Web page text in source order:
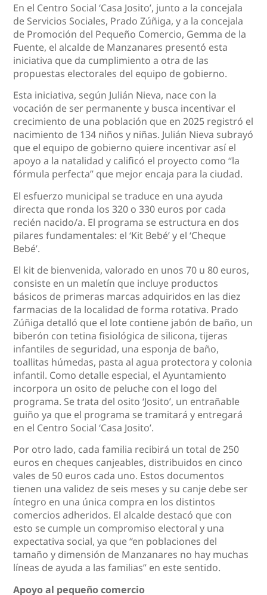
En el Centro Social ‘Casa Josito’, junto a la concejala
de Servicios Sociales, Prado Zúñiga, y a la concejala
de Promoción del Pequeño Comercio, Gemma de la
Fuente, el alcalde de Manzanares presentó esta
iniciativa que da cumplimiento a otra de las
propuestas electorales del equipo de gobierno.
Esta iniciativa, según Julián Nieva, nace con la
vocación de ser permanente y busca incentivar el
crecimiento de una población que en 2025 registró el
nacimiento de 134 niños y niñas. Julián Nieva subrayó
que el equipo de gobierno quiere incentivar así el
apoyo a la natalidad y calificó el proyecto como “la
fórmula perfecta” que mejor encaja para la ciudad.
El esfuerzo municipal se traduce en una ayuda
directa que ronda los 320 o 330 euros por cada
recién nacido/a. El programa se estructura en dos
pilares fundamentales: el ‘Kit Bebé’ y el ‘Cheque
Bebé’.
El kit de bienvenida, valorado en unos 70 u 80 euros,
consiste en un maletín que incluye productos
básicos de primeras marcas adquiridos en las diez
farmacias de la localidad de forma rotativa. Prado
Zúñiga detalló que el lote contiene jabón de baño, un
biberón con tetina fisiológica de silicona, tijeras
infantiles de seguridad, una esponja de baño,
toallitas húmedas, pasta al agua protectora y colonia
infantil. Como detalle especial, el Ayuntamiento
incorpora un osito de peluche con el logo del
programa. Se trata del osito ‘Josito’, un entrañable
guiño ya que el programa se tramitará y entregará
en el Centro Social ‘Casa Josito’.
Por otro lado, cada familia recibirá un total de 250
euros en cheques canjeables, distribuidos en cinco
vales de 50 euros cada uno. Estos documentos
tienen una validez de seis meses y su canje debe ser
íntegro en una única compra en los distintos
comercios adheridos. El alcalde destacó que con
esto se cumple un compromiso electoral y una
expectativa social, ya que “en poblaciones del
tamaño y dimensión de Manzanares no hay muchas
líneas de ayuda a las familias” en este sentido.
Apoyo al pequeño comercio